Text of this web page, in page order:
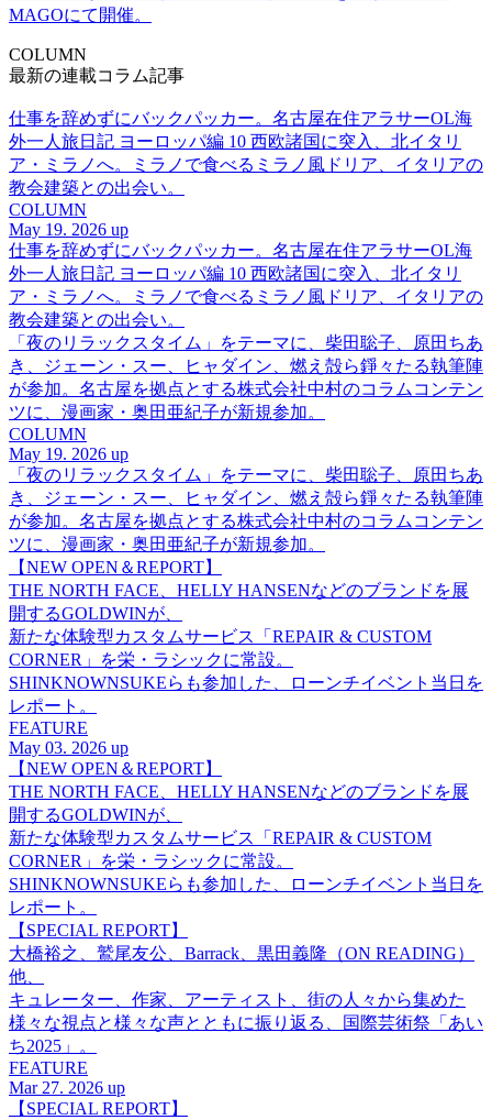
MAGOにて開催。
COLUMN
最新の連載コラム記事
仕事を辞めずにバックパッカー。名古屋在住アラサーOL海
外一人旅日記 ヨーロッパ編 10 西欧諸国に突入、北イタリ
ア・ミラノへ。ミラノで食べるミラノ風ドリア、イタリアの
教会建築との出会い。
COLUMN
May 19. 2026 up
仕事を辞めずにバックパッカー。名古屋在住アラサーOL海
外一人旅日記 ヨーロッパ編 10 西欧諸国に突入、北イタリ
ア・ミラノへ。ミラノで食べるミラノ風ドリア、イタリアの
教会建築との出会い。
「夜のリラックスタイム」をテーマに、柴田聡子、原田ちあ
き、ジェーン・スー、ヒャダイン、燃え殻ら錚々たる執筆陣
が参加。名古屋を拠点とする株式会社中村のコラムコンテン
ツに、漫画家・奥田亜紀子が新規参加。
COLUMN
May 19. 2026 up
「夜のリラックスタイム」をテーマに、柴田聡子、原田ちあ
き、ジェーン・スー、ヒャダイン、燃え殻ら錚々たる執筆陣
が参加。名古屋を拠点とする株式会社中村のコラムコンテン
ツに、漫画家・奥田亜紀子が新規参加。
【NEW OPEN＆REPORT】
THE NORTH FACE、HELLY HANSENなどのブランドを展
開するGOLDWINが、
新たな体験型カスタムサービス「REPAIR & CUSTOM
CORNER」を栄・ラシックに常設。
SHINKNOWNSUKEらも参加した、ローンチイベント当日を
レポート。
FEATURE
May 03. 2026 up
【NEW OPEN＆REPORT】
THE NORTH FACE、HELLY HANSENなどのブランドを展
開するGOLDWINが、
新たな体験型カスタムサービス「REPAIR & CUSTOM
CORNER」を栄・ラシックに常設。
SHINKNOWNSUKEらも参加した、ローンチイベント当日を
レポート。
【SPECIAL REPORT】
大橋裕之、鷲尾友公、Barrack、黒田義隆（ON READING）
他、
キュレーター、作家、アーティスト、街の人々から集めた
様々な視点と様々な声とともに振り返る、国際芸術祭「あい
ち2025」。
FEATURE
Mar 27. 2026 up
【SPECIAL REPORT】